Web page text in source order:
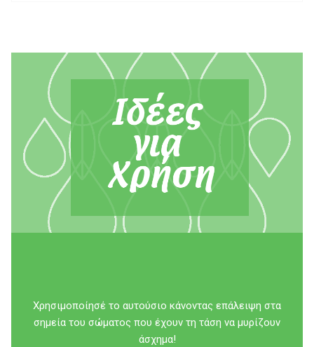
Από την
Κοσμετολόγο – Αισθητικό
Υπεύθυνη RnD & Παραγωγής της
MACROVITA
Νάταρ Ειρήνη
Χρησιμοποίησέ το αυτούσιο κάνοντας επάλειψη στα
σημεία του σώματος που έχουν τη τάση να μυρίζουν
άσχημα!